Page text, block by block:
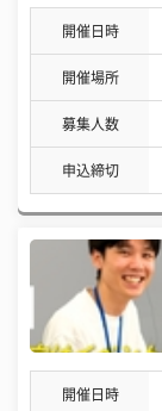
開催日時
開催場所
募集人数
申込締切
開催日時